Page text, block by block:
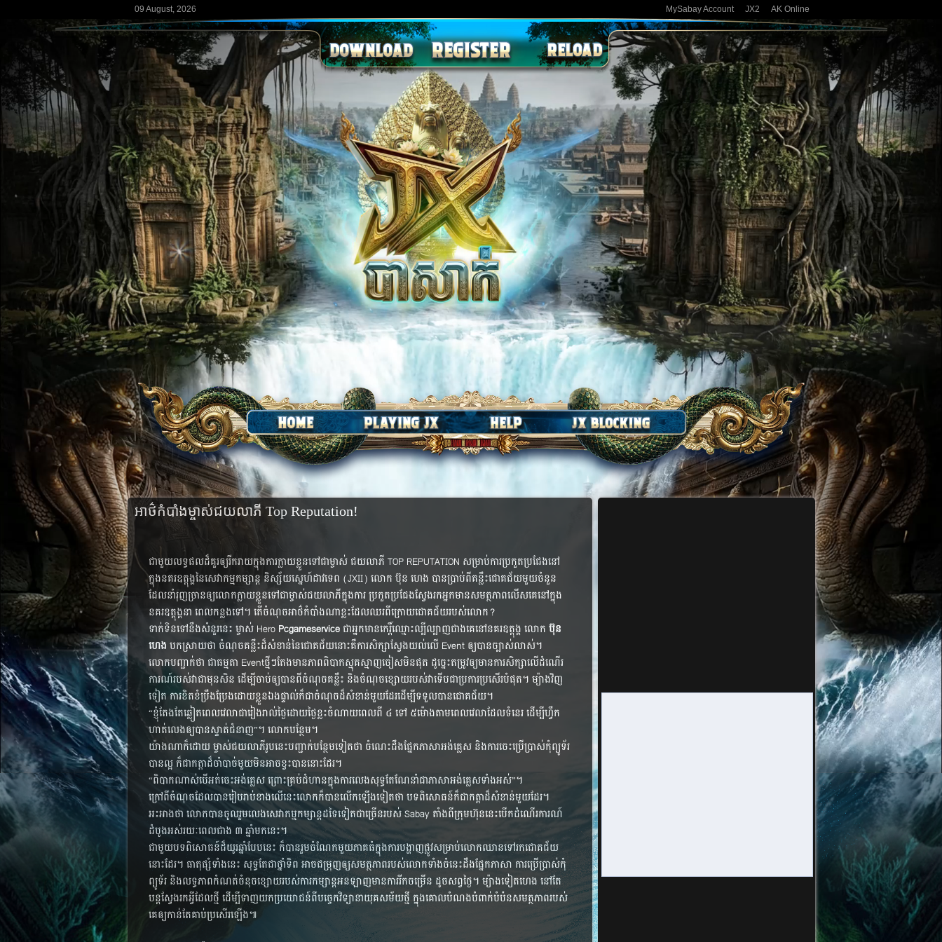
09 August, 2026 MySabay Account JX2 AK Online
អាថ៌កំបាំងម្ចាស់​ជយលាភី Top Reputation!
ជា​មួយ​លទ្ធផល​ដ៏​គួរ​ឲ្យ​រីករាយ​ក្នុង​ការ​ក្លាយ​ខ្លួន​ទៅ​ជា​ម្ចាស់​ ជយលាភី TOP REPUTATION សម្រាប់​ការ​ប្រកួត​ប្រជែង​នៅ​
ក្នុង​នគរ​ឧត្តុង្គ​នៃ​សេវាកម្ម​កម្សាន្ត​ និស្ស័យ​ស្នេហ៍​ដាវ​ទេព (JXII) លោក ប៊ុន ហេង បាន​ប្រាប់​ពី​គន្លឹះ​ជោគជ័យ​មួយ​ចំនួន
ដែល​នាំ​រុញ​ច្រាន​ឲ្យ​លោក​ក្លាយ​ខ្លួន​ទៅ​ជា​ម្ចាស់​ជយលាភី​ក្នុង​ការ​ ប្រកួត​ប្រជែង​ស្វែង​រក​អ្នក​មាន​សមត្ថភាព​លើស​គេ​នៅ​ក្នុង​
នគរ​ឧត្តុង្គ​នា ​ពេល​កន្លង​ទៅ។ តើ​ចំណុច​អាថ៌កំបាំង​ណា​ខ្លះ​ដែល​ឈរ​ពី​ក្រោយ​ជោគជ័យ​របស់​លោក?
ទាក់​ទិន​ទៅ​នឹង​សំនួរ​នេះ ម្ចាស់ Hero Pcgameserviceជា​អ្នក​មាន​កេរ្តិ៍​ឈ្មោះ​ល្បីល្បាញ​ជាង​គេ​នៅ​នគរ​ឧត្ដុង្គ លោក​ ប៊ុន
ហេង បក​ស្រាយ​ថា ចំណុច​គន្លឹះ​ដ៏​សំខាន់​នៃ​ជោគជ័យ​នោះ​គឺ​ការ​សិក្សា​ស្វែង​យល់​លើ Event ​ឲ្យ​បាន​ច្បាស់​លាស់។
លោក​បញ្ជាក់​ថា ជាធម្មតា Event​ថ្មីៗ​តែង​មាន​ភាព​ពិបាក​ស្មុគស្មាញ​ចៀស​មិន​ផុត ដូច្នេះ​តម្រូវ​ឲ្យ​មាន​ការ​សិក្សា​លើ​ដំណើរ
ការណ៍​របស់​វា​ជា​មុន​សិន ដើម្បី​ចាប់​ឲ្យ​បាន​ពី​ចំណុច​គន្លឹះ​ និង​ចំណុច​ខ្សោយ​របស់​វា​ទើប​ជា​ប្រការ​ប្រសើរ​បំផុត។ ម្យ៉ាង​វិញ​
ទៀត ការ​ខិតខំ​ប្រឹងប្រែង​ដោយ​ខ្លួន​ឯង​ផ្ទាល់​ក៏​ជា​ចំណុច​ដ៏​សំខាន់​មួយ​ដែរ​ដើម្បី​ទទួល​បាន​ជោគជ័យ។
“ខ្ញុំ​តែង​តែ​ឆ្លៀត​ពេល​វេលា​ជា​រៀង​រាល់​ថ្ងៃ​ដោយ​ថ្ងៃ​ខ្លះ​ចំណាយ​ពេល​ពី ៤ ទៅ ៥​ម៉ោង​តាម​ពេលវេលា​ដែល​ទំនេរ ដើម្បី​ហ្វឹក​
ហាត់​លេង​ឲ្យ​បាន​ស្ទាត់​ជំនាញ”។ លោក​បន្ថែម។
យ៉ាង​ណា​ក៏​ដោយ ម្ចាស់​ជយលាភី​រូប​នេះ​បញ្ជាក់​បន្ថែម​ទៀត​ថា ចំណេះដឹង​ផ្នែក​ភាសា​អង់គ្លេស និង​ការ​ចេះ​ប្រើប្រាស់​កុំព្យូទ័រ​
បាន​ល្អ ក៏​ជា​កត្តា​ដ៏​ចាំ​បាច់​មួយ​មិន​អាច​ខ្វះ​បាន​នោះ​ដែរ។
“ពិបាក​ណាស់​បើ​អត់​ចេះ​អង់គ្លេស ព្រោះ​គ្រប់​ជំហាន​ក្នុង​ការ​លេង​សុទ្ធ​តែ​ណែនាំ​ជា​ភាសា​អង់គ្លេស​ទាំង​អស់”។
ក្រៅ​ពី​ចំណុច​ដែល​បាន​រៀបរាប់​ខាង​លើ​នេះ​លោក​ក៏​បាន​លើក​ឡើង​ទៀត​ថា បទ​ពិសោធន៍​ក៏​ជា​កត្តា​ដ៏​សំខាន់​មួយ​ដែរ។
អះអាង​ថា លោក​បាន​ចូលរួម​លេង​សេវាកម្ម​កម្សាន្ត​ដទៃ​ទៀត​ជា​ច្រើន​របស់ Sabay តាំង​ពី​ក្រុមហ៊ុន​នេះ​បើក​ដំណើរការណ៍​
ដំបូង​អស់​រយៈ​ពេល​ជាង ៣ ឆ្នាំ​មក​នេះ។
ជាមួយ​បទ​ពិសោធន៍​ដ៏​យូរ​ឆ្នាំ​បែប​នេះ​ ក៏​បាន​រួម​ចំណែក​មួយ​ភាគ​ធំ​ក្នុង​ការ​បង្ហាញ​ផ្លូវ​សម្រាប់​លោក​ឈាន​ទៅ​រក​ជោគជ័យ​
នោះ​ដែរ។ ធាតុ​ផ្សំ​ទាំង​នេះ សុទ្ធ​តែ​ជា​ថ្នាំ​ទិព អាច​ជម្រុញ​ឲ្យ​សមត្ថភាព​របស់​លោក​ទាំង​ចំនេះដឹង​ផ្នែក​ភាសា ការ​ប្រើប្រាស់​កុំ
ព្យូទ័រ និង​លទ្ធភាព​កំណត់​​ចំនុច​ខ្សោយ​របស់​ការ​កម្សាន្ត​អនឡាញ​មាន​ការ​រីកចម្រើន ដូច​សព្វថ្ងៃ។ ម្យ៉ាង​ទៀត​ហេង នៅ​តែ​
បន្ត​ស្វែង​រក​អ្វី​ដែល​ថ្មី ដើម្បី​ទាញ​យក​ប្រយោជន៍​ពី​បច្ចេកវិទ្យា​នា​យុគសម័យ​ថ្មី ក្នុង​គោលបំណង​បំពាក់បំប៉ន​សមត្ថភាព​របស់​
គេ​ឲ្យ​កាន់​តែ​គាប់​ប្រសើរ​ឡើង៕